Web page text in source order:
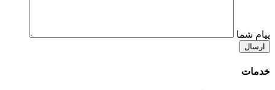
پیام شما
خدمات